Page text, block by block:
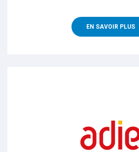
EN SAVOIR PLUS